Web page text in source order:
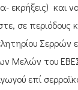
και
σε περιόδους
Μελών του
επί